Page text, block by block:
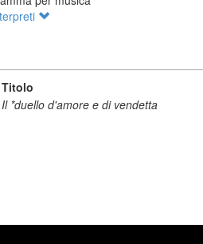
Titolo
Il *duello d'amore e di vendetta